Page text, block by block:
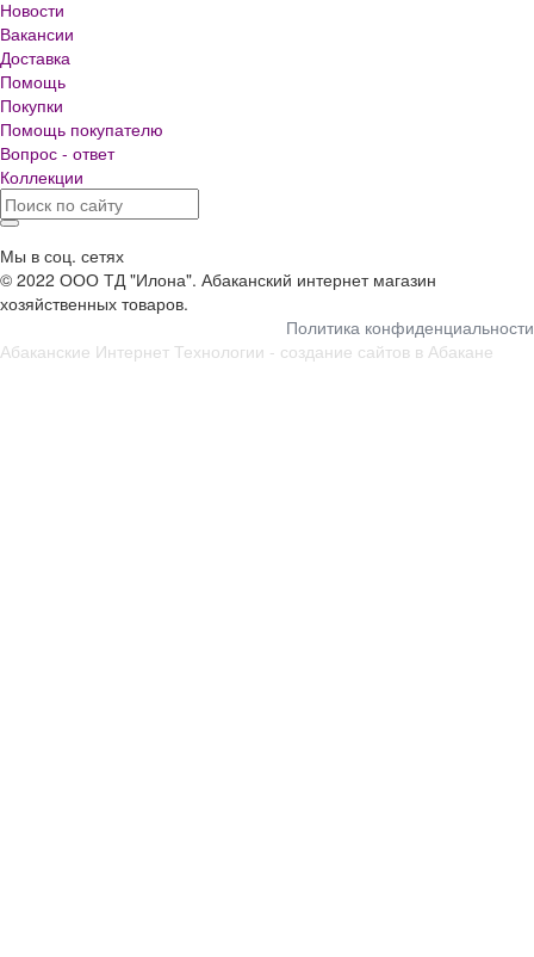
Новости
Вакансии
Доставка
Помощь
Покупки
Помощь покупателю
Вопрос - ответ
Коллекции
Мы в соц. сетях
© 2022 ООО ТД "Илона". Абаканский интернет магазин
хозяйственных товаров.
Политика конфиденциальности
Абаканские Интернет Технологии - создание сайтов в Абакане